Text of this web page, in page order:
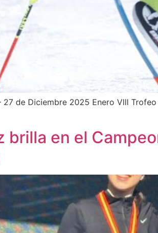
de Diciembre 2025 Enero VIII
brilla en el